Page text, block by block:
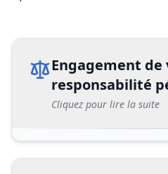
Engagement de
responsabilité
Cliquez pour lire la suite